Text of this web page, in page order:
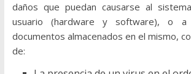
daños que puedan causarse al
usuario (hardware y software), o
documentos almacenados en el mismo,
de: